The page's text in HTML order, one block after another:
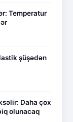
Temperatur
şüşədən
Daha çox
olunacaq